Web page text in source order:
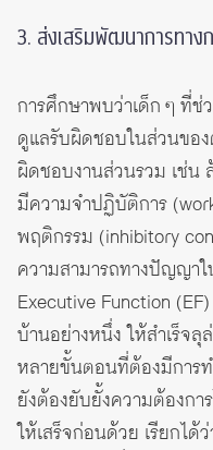
3. ส่งเสริมพัฒนาการทา
การศึกษาพบว่าเด็ก ๆ ที่ช่
ดูแลรับผิดชอบในส่วนขอ
ผิดชอบงานส่วนรวม เช่น
มีความจำปฏิบัติการ
พฤติกรรม (inhibitory
ความสามารถทางปัญญา
Executive Function
บ้านอย่างหนึ่ง ให้สำเร็จ
หลายขั้นตอนที่ต้องมีการ
ยังต้องยับยั้งความต้องกา
ให้เสร็จก่อนด้วย เรียกได้